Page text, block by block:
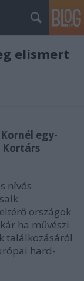
elismert
egy-
Kortárs
nívós
országok
ha művészi
találkozásáról
hard-